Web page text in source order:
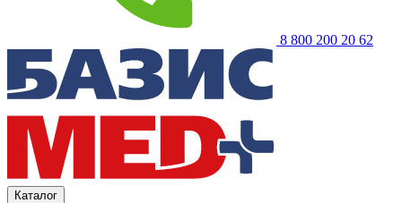
8 800 200 20 62
Каталог